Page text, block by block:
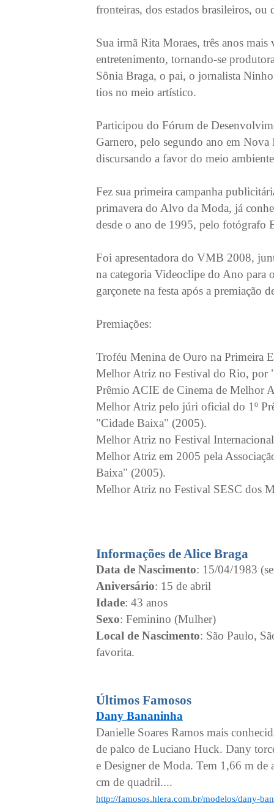
fronteiras, dos estados brasileiros, ou
Sua irmã Rita Moraes, três anos
entretenimento, tornando-se
Sônia Braga, o pai, o jornalista
tios no meio artístico.
Participou do Fórum de
Garnero, pelo segundo ano em
discursando a favor do meio
Fez sua primeira campanha
primavera do Alvo da Moda, já
desde o ano de 1995, pelo fotógrafo
Foi apresentadora do VMB 2008,
na categoria Videoclipe do Ano para
garçonete na festa após a premiação
Premiações:
Troféu Menina de Ouro na Primeira
Melhor Atriz no Festival do Rio, por
Prêmio ACIE de Cinema de Melhor
Melhor Atriz pelo júri oficial do 1º
"Cidade Baixa" (2005).
Melhor Atriz no Festival
Melhor Atriz em 2005 pela
Baixa" (2005).
Melhor Atriz no Festival SESC dos
Informações de Alice Braga
Data de Nascimento: 15/04/1983
Aniversário: 15 de abril
Idade: 43 anos
Sexo: Feminino (Mulher)
Local de Nascimento: São Paulo,
favorita.
Últimos Famosos
Dany Bananinha
Danielle Soares Ramos mais
de palco de Luciano Huck. Dany
e Designer de Moda. Tem 1,66 m
cm de quadril....
http://famosos.hlera.com.br/modelos/dany-